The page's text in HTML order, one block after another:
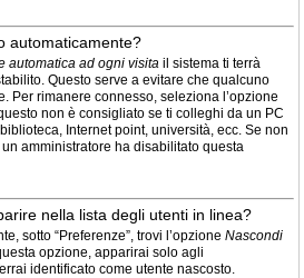
automaticamente?
automatica ad ogni visita il sistema ti terrà
Questo serve a evitare che qualcuno
Per rimanere connesso, seleziona l’opzione
non è consigliato se ti colleghi da un PC
Internet point, università, ecc. Se non
amministratore ha disabilitato questa
nella lista degli utenti in linea?
sotto “Preferenze”, trovi l’opzione Nascondi
opzione, apparirai solo agli
identificato come utente nascosto.